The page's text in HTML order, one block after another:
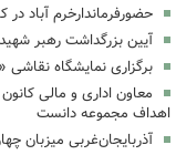
حضورفرماندارخرم آباد
آیین بزرگداشت رهبر
برگزاری نمایشگاه
معاون اداری و مالی
اهداف مجموعه دانست
آذربایجان‌غربی میزبان